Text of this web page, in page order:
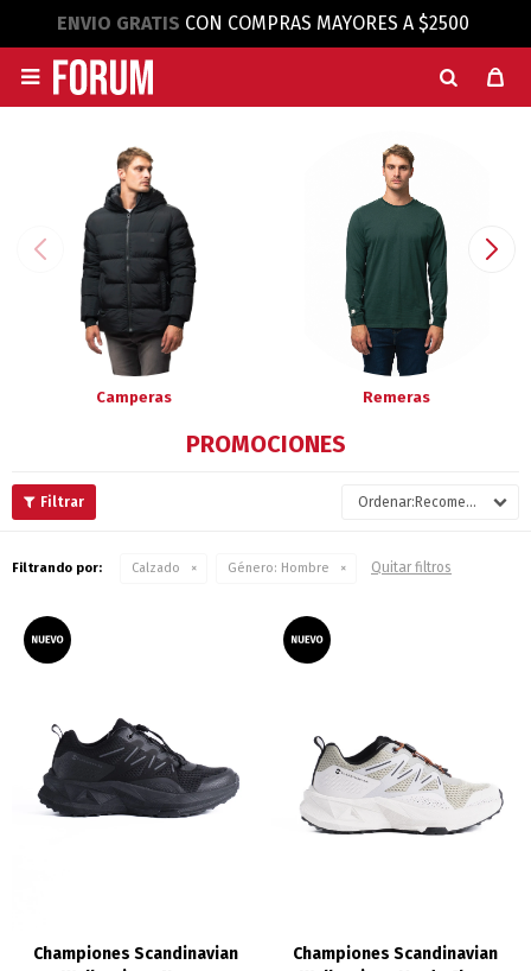
ENVIO GRATIS CON COMPRAS MAYORES A $2500

Camperas Remeras
PROMOCIONES
Recomendados
Filtrando por: Calzado Género: Hombre Quitar filtros
Championes Scandinavian
Championes Scandinavian